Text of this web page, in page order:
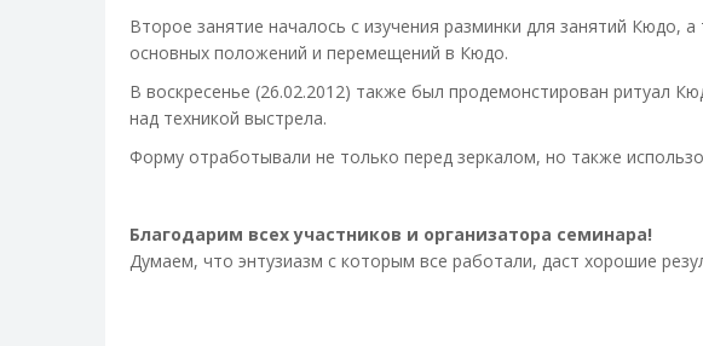
Второе занятие началось с изучения разминки для занятий Кюдо,
основных положений и перемещений в Кюдо.
В воскресенье (26.02.2012) также был продемонстирован ритуал
над техникой выстрела.
Форму отработывали не только перед зеркалом, но также
Благодарим всех участников и организатора семинара!
Думаем, что энтузиазм с которым все работали, даст хорошие